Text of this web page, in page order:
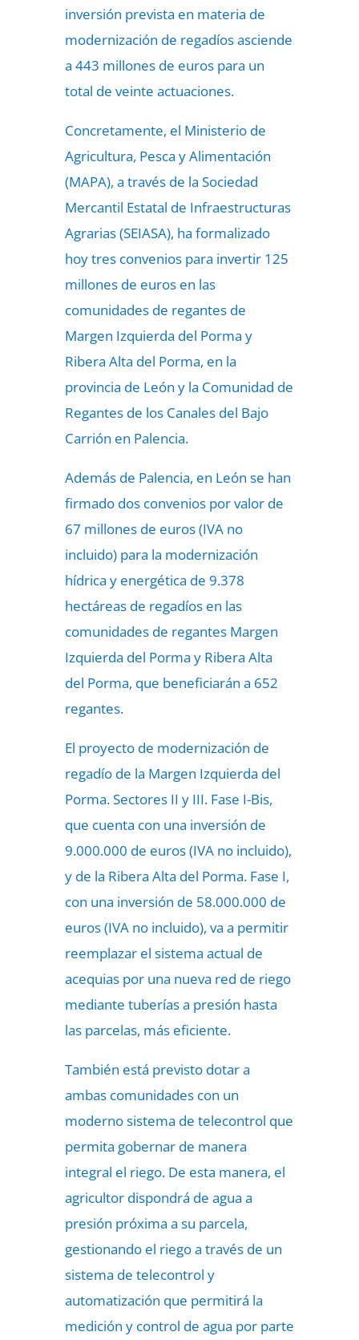
inversión prevista en materia de
modernización de regadíos asciende
a 443 millones de euros para un
total de veinte actuaciones.
Concretamente, el Ministerio de
Agricultura, Pesca y Alimentación
(MAPA), a través de la Sociedad
Mercantil Estatal de Infraestructuras
Agrarias (SEIASA), ha formalizado
hoy tres convenios para invertir 125
millones de euros en las
comunidades de regantes de
Margen Izquierda del Porma y
Ribera Alta del Porma, en la
provincia de León y la Comunidad de
Regantes de los Canales del Bajo
Carrión en Palencia.
Además de Palencia, en León se han
firmado dos convenios por valor de
67 millones de euros (IVA no
incluido) para la modernización
hídrica y energética de 9.378
hectáreas de regadíos en las
comunidades de regantes Margen
Izquierda del Porma y Ribera Alta
del Porma, que beneficiarán a 652
regantes.
El proyecto de modernización de
regadío de la Margen Izquierda del
Porma. Sectores II y III. Fase I-Bis,
que cuenta con una inversión de
9.000.000 de euros (IVA no incluido),
y de la Ribera Alta del Porma. Fase I,
con una inversión de 58.000.000 de
euros (IVA no incluido), va a permitir
reemplazar el sistema actual de
acequias por una nueva red de riego
mediante tuberías a presión hasta
las parcelas, más eficiente.
También está previsto dotar a
ambas comunidades con un
moderno sistema de telecontrol que
permita gobernar de manera
integral el riego. De esta manera, el
agricultor dispondrá de agua a
presión próxima a su parcela,
gestionando el riego a través de un
sistema de telecontrol y
automatización que permitirá la
medición y control de agua por parte